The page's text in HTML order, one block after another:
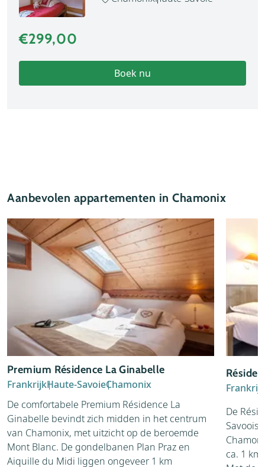
€299,00
Boek nu
Aanbevolen appartementen in Chamonix
Premium Résidence La Ginabelle
FrankrijkHaute-SavoieChamonix
De comfortabele Premium Résidence La
Ginabelle bevindt zich midden in het centrum
van Chamonix, met uitzicht op de beroemde
Mont Blanc. De gondelbanen Plan Praz en
Aiquille du Midi liggen ongeveer 1 km
Frankrijk
De
ca. 1